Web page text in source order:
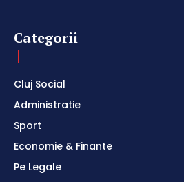
Categorii
Cluj Social
Administratie
Sport
Economie & Finante
Pe Legale